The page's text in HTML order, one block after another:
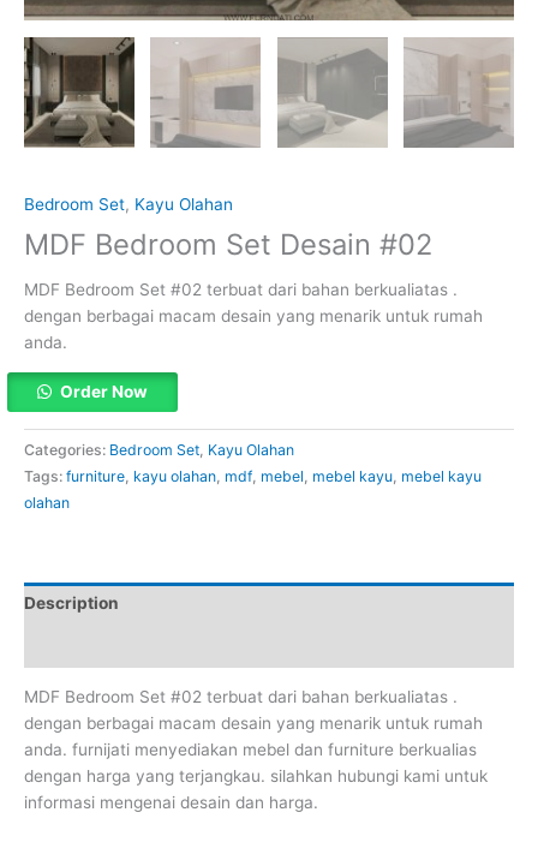
Bedroom Set, Kayu Olahan
MDF Bedroom Set Desain #02
MDF Bedroom Set #02 terbuat dari bahan berkualiatas .
dengan berbagai macam desain yang menarik untuk rumah
anda.
Order Now
Categories: Bedroom Set Kayu Olahan
Tags: furniture kayu olahan mdf mebel mebel kayu mebel kayu
olahan
Description
MDF Bedroom Set #02 terbuat dari bahan berkualiatas .
dengan berbagai macam desain yang menarik untuk rumah
anda. furnijati menyediakan mebel dan furniture berkualias
dengan harga yang terjangkau. silahkan hubungi kami untuk
informasi mengenai desain dan harga.